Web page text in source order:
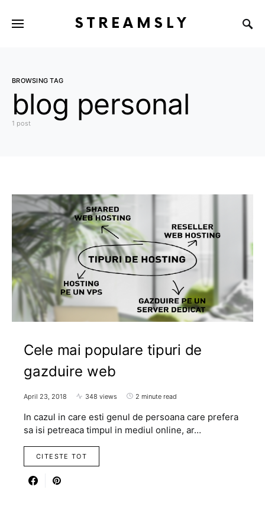
STREAMSLY
BROWSING TAG
blog personal
1 post
Cele mai populare tipuri de
gazduire web
April 23, 2018 348 views 2 minute read
In cazul in care esti genul de persoana care prefera
sa isi petreaca timpul in mediul online, ar…
CITESTE TOT